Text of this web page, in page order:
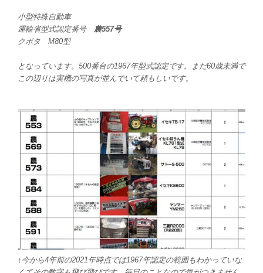
小型特殊自動車
運輸省型式認定番号 農557号
クボタ M80型
となっています。500番台の1967年型式認定です。まだ60歳未満で
この辺りは実機の写真が並んでいて頼もしいです。
↑今から4年前の2021年時点では1967年認定の範囲もわかっていな